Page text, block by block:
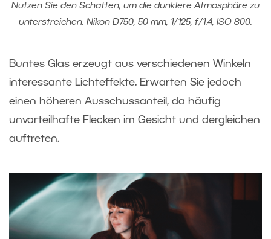
Nutzen Sie den Schatten, um die dunklere Atmosphäre zu
unterstreichen. Nikon D750, 50 mm, 1/125, f/1.4, ISO 800.
Buntes Glas erzeugt aus verschiedenen Winkeln
interessante Lichteffekte. Erwarten Sie jedoch
einen höheren Ausschussanteil, da häufig
unvorteilhafte Flecken im Gesicht und dergleichen
auftreten.